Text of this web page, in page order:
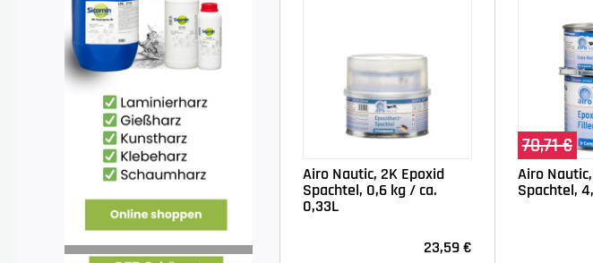
Airo Nautic, 2K Epoxid
Spachtel, 0,6 kg / ca.
0,33L
23,59 €
70,71 €
Airo
Spachtel,